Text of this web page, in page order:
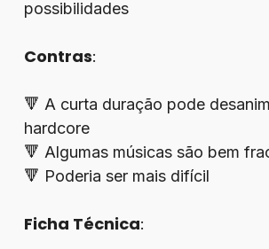
possibilidades
Contras:
🔻 A curta duração pode
hardcore
🔻 Algumas músicas são bem
🔻 Poderia ser mais difícil
Ficha Técnica: